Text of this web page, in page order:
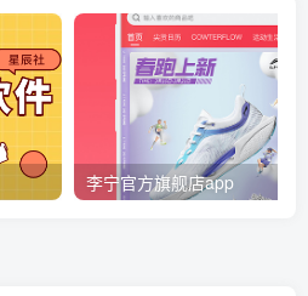
李宁官方旗舰店app